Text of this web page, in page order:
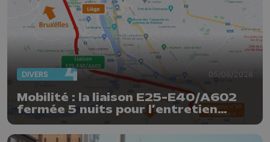
DIVERS 05/06/2026
Mobilité : la liaison E25-E40/A602
fermée 5 nuits pour l’entretien
trimestriel